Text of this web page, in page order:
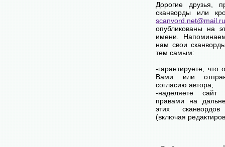
Дорогие друзья,
сканворды или
scanvord.net@mail.ru
опубликованы на
имени.
нам свои
тем самым:
-гарантируете, что
Вами или
согласию автора;
-наделяете
правами на
этих
(включая